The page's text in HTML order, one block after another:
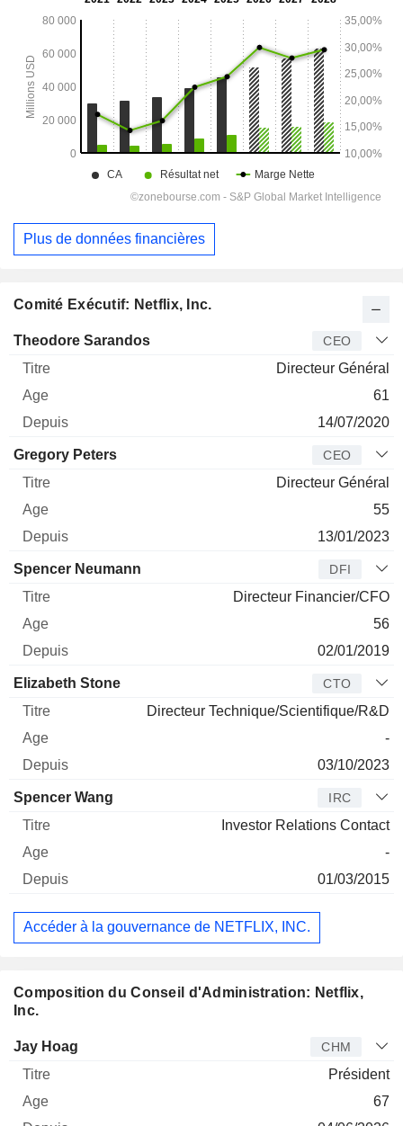
Comité Exécutif: Netflix, Inc.
Dirigeant Titre Age
Theodore Sarandos CEO
Directeur Général
61
14/07/2020
Gregory Peters CEO
Directeur Général
55
13/01/2023
Spencer Neumann DFI
Directeur Financier/CFO
56
02/01/2019
Elizabeth Stone CTO
Directeur Technique/Scientifique/R&D
-
03/10/2023
Spencer Wang IRC
Investor Relations Contact
-
01/03/2015
Accéder à la gouvernance de NETFLIX, INC.
Composition du Conseil d'Administration: Netflix,
Inc.
Administrateur
Jay Hoag CHM
Président
67
Plus de données financières